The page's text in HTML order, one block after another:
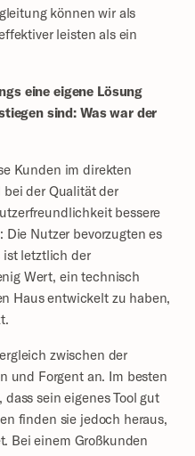
können wir als
leisten als ein
eine eigene Lösung
sind: Was war der
Kunden im direkten
bei der Qualität der
bessere
Nutzer bevorzugten es
ist letztlich der
Wert, ein technisch
Haus entwickelt zu haben,
zwischen der
und Forgent an. Im besten
sein eigenes Tool gut
finden sie jedoch heraus,
Bei einem Großkunden